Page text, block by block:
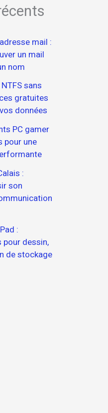
mail :
un mail
nom
sans
gratuites
données
PC gamer
pour une
:
son
:
pour dessin,
de stockage